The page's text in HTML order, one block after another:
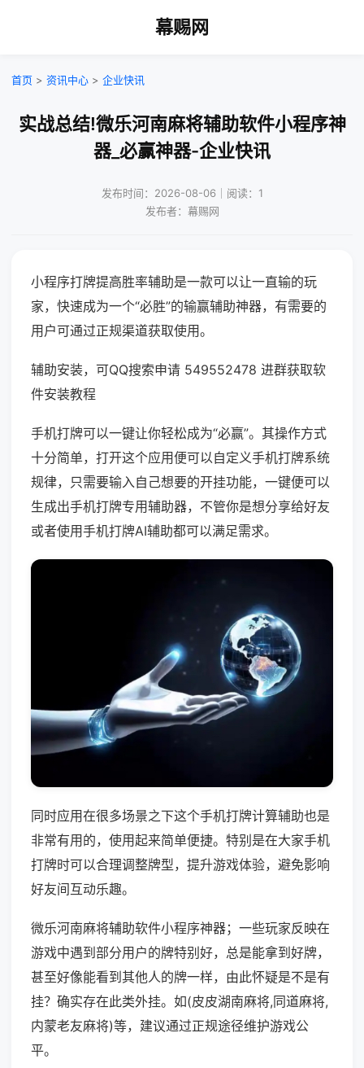
幕赐网
首页 > 资讯中心 > 企业快讯
实战总结!微乐河南麻将辅助软件小程序神
器_必赢神器-企业快讯
发布时间：2026-08-06｜阅读：1
发布者：幕赐网
小程序打牌提高胜率辅助是一款可以让一直输的玩
家，快速成为一个“必胜”的输赢辅助神器，有需要的
用户可通过正规渠道获取使用。
辅助安装，可QQ搜索申请 549552478 进群获取软
件安装教程
手机打牌可以一键让你轻松成为“必赢”。其操作方式
十分简单，打开这个应用便可以自定义手机打牌系统
规律，只需要输入自己想要的开挂功能，一键便可以
生成出手机打牌专用辅助器，不管你是想分享给好友
或者使用手机打牌AI辅助都可以满足需求。
同时应用在很多场景之下这个手机打牌计算辅助也是
非常有用的，使用起来简单便捷。特别是在大家手机
打牌时可以合理调整牌型，提升游戏体验，避免影响
好友间互动乐趣。
微乐河南麻将辅助软件小程序神器；一些玩家反映在
游戏中遇到部分用户的牌特别好，总是能拿到好牌，
甚至好像能看到其他人的牌一样，由此怀疑是不是有
挂？确实存在此类外挂。如(皮皮湖南麻将,同道麻将,
内蒙老友麻将)等，建议通过正规途径维护游戏公
平。